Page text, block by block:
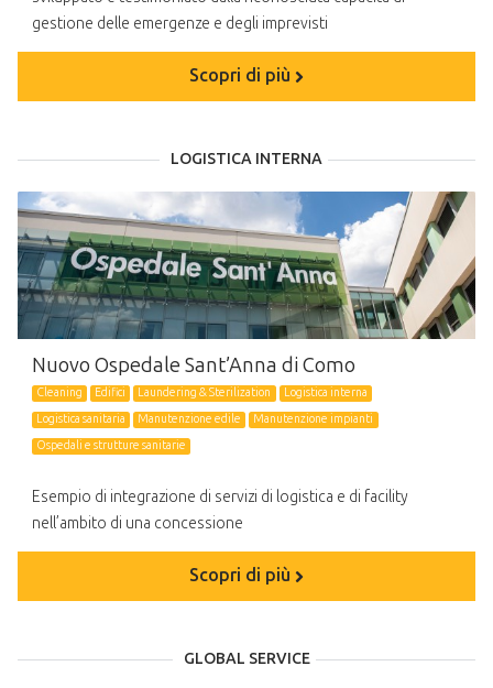
gestione delle emergenze e degli imprevisti
Scopri di più
LOGISTICA INTERNA
Nuovo Ospedale Sant’Anna di Como
Cleaning Edifici Laundering & Sterilization
Logistica interna
Logistica sanitaria
Manutenzione edile
Manutenzione impianti
Ospedali e strutture sanitarie
Esempio di integrazione di servizi di logistica e di facility
nell’ambito di una concessione
Scopri di più
GLOBAL SERVICE